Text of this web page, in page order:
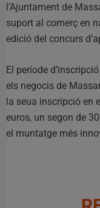
l’Ajuntament de
suport al comerç en
edició del concurs
El període
els negocis de
la seua inscripció en
euros, un segon de
el muntatge més